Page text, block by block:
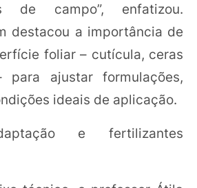
de campo”, enfatizou.
destacou a importância de
foliar – cutícula, ceras
para ajustar formulações,
ideais de aplicação.
e fertilizantes